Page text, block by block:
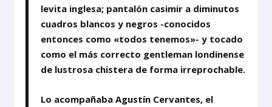
levita inglesa; pantalón casimir a diminutos
cuadros blancos y negros -conocidos
entonces como «todos tenemos»- y tocado
como el más correcto gentleman londinense
de lustrosa chistera de forma irreprochable.
Lo acompañaba Agustín Cervantes, el